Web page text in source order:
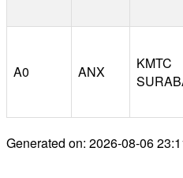
A0 ANX
KMTC
Generated on: 2026-08-06